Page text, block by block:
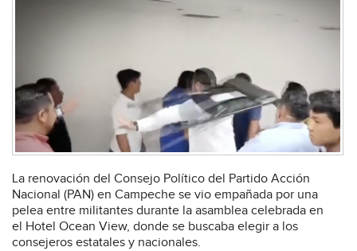
La renovación del Consejo Político del Partido Acción
Nacional (PAN) en Campeche se vio empañada por una
pelea entre militantes durante la asamblea celebrada en
el Hotel Ocean View, donde se buscaba elegir a los
consejeros estatales y nacionales.